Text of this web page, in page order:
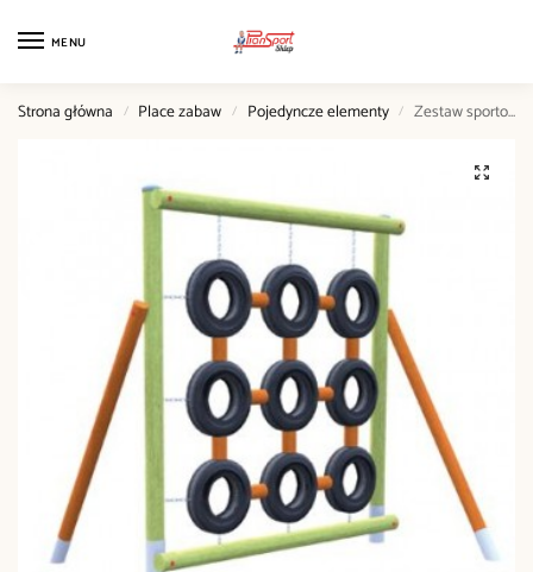
MENU
Strona główna / Place zabaw / Pojedyncze elementy / Zestaw sportowy nr 7 (mięśnie rąk i nóg)